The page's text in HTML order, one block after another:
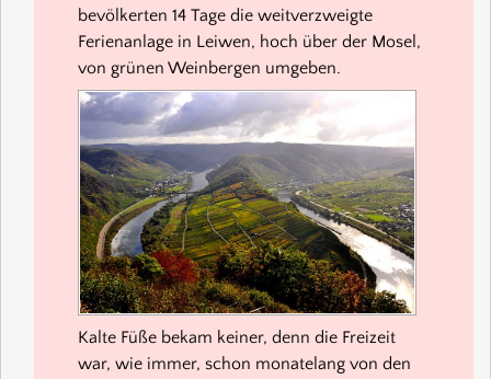
bevölkerten 14 Tage die weitverzweigte
Ferienanlage in Leiwen, hoch über der Mosel,
von grünen Weinbergen umgeben.
Kalte Füße bekam keiner, denn die Freizeit
war, wie immer, schon monatelang von den